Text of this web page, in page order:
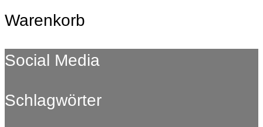
Warenkorb
Social Media
Schlagwörter